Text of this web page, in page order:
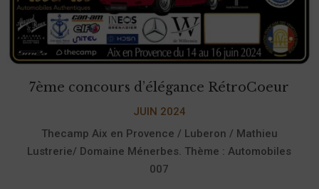
7ème concours d’élégance RétroCoeur
JUIN 2024
Thecamp Aix en Provence / Luberon / Mathieu
Lustrerie/ Domaine Ménerbes. Thème : Automobiles
007